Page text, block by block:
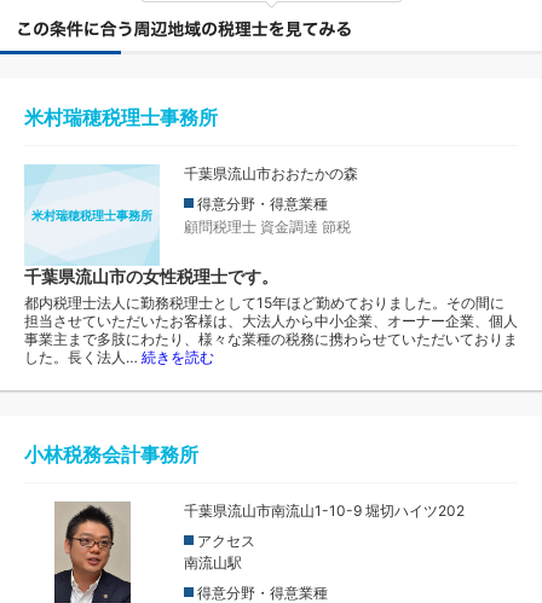
米村瑞穂税理士事務所
米村瑞穂税理士事務所
千葉県流山市おおたかの森
得意分野・得意業種
顧問税理士 資金調達 節税
千葉県流山市の女性税理士です。
都内税理士法人に勤務税理士として15年ほど勤めておりました。その間に
担当させていただいたお客様は、大法人から中小企業、オーナー企業、個人
事業主まで多肢にわたり、様々な業種の税務に携わらせていただいておりま
した。長く法人… 続きを読む
小林税務会計事務所
千葉県流山市南流山1-10-9 堀切ハイツ202
アクセス
南流山駅
得意分野・得意業種